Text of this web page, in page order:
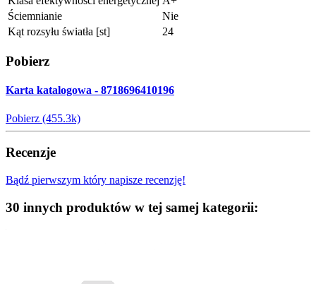
Ściemnianie
Nie
Kąt rozsyłu światła [st]
24
Pobierz
Karta katalogowa - 8718696410196
Pobierz (455.3k)
Recenzje
Bądź pierwszym który napisze recenzję!
30 innych produktów w tej samej kategorii: